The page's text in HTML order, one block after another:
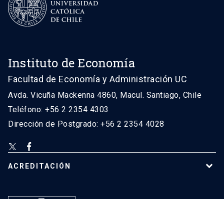
Instituto de Economía
Facultad de Economía y Administración UC
Avda. Vicuña Mackenna 4860, Macul. Santiago, Chile
Teléfono: +56 2 2354 4303
Dirección de Postgrado: +56 2 2354 4028
ACREDITACIÓN